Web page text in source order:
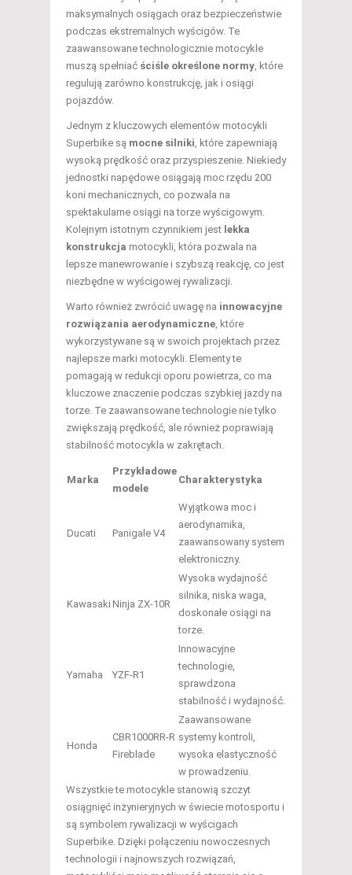
maksymalnych osiągach oraz bezpieczeństwie
podczas ekstremalnych wyścigów. Te
zaawansowane technologicznie motocykle
muszą spełniać ściśle określone normy, które
regulują zarówno konstrukcję, jak i osiągi
pojazdów.
Jednym z kluczowych elementów motocykli
Superbike są mocne silniki, które zapewniają
wysoką prędkość oraz przyspieszenie. Niekiedy
jednostki napędowe osiągają moc rzędu 200
koni mechanicznych, co pozwala na
spektakularne osiągi na torze wyścigowym.
Kolejnym istotnym czynnikiem jest lekka
konstrukcja motocykli, która pozwala na
lepsze manewrowanie i szybszą reakcję, co jest
niezbędne w wyścigowej rywalizacji.
Warto również zwrócić uwagę na innowacyjne
rozwiązania aerodynamiczne, które
wykorzystywane są w swoich projektach przez
najlepsze marki motocykli. Elementy te
pomagają w redukcji oporu powietrza, co ma
kluczowe znaczenie podczas szybkiej jazdy na
torze. Te zaawansowane technologie nie tylko
zwiększają prędkość, ale również poprawiają
stabilność motocykla w zakrętach.
Marka
Przykładowe
modele
Charakterystyka
Ducati Panigale V4
Wyjątkowa moc i
aerodynamika,
zaawansowany system
elektroniczny.
Kawasaki Ninja ZX-10R
Wysoka wydajność
silnika, niska waga,
doskonałe osiągi na
torze.
Yamaha YZF-R1
Innowacyjne
technologie,
sprawdzona
stabilność i wydajność.
Honda
CBR1000RR-R
Fireblade
Zaawansowane
systemy kontroli,
wysoka elastyczność
w prowadzeniu.
Wszystkie te motocykle stanowią szczyt
osiągnięć inżynieryjnych w świecie motosportu i
są symbolem rywalizacji w wyścigach
Superbike. Dzięki połączeniu nowoczesnych
technologii i najnowszych rozwiązań,